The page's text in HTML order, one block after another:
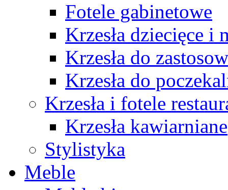
Fotele gabinetowe
Krzesła dziecięce i
Krzesła do
Krzesła do
Krzesła i fotele
Krzesła kawiarniane
Stylistyka
Meble